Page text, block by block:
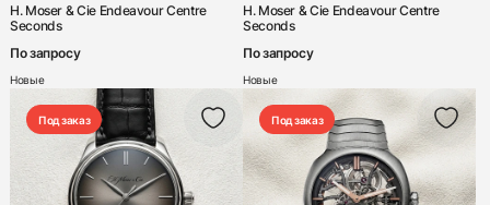
H. Moser & Cie Endeavour Centre
Seconds
По запросу
Новые
H. Moser & Cie Endeavour Centre
Seconds
По запросу
Новые
Под заказ Под заказ